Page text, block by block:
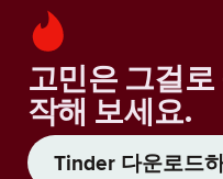
고민은 그걸로
작해 보세요.
Tinder 다운로드